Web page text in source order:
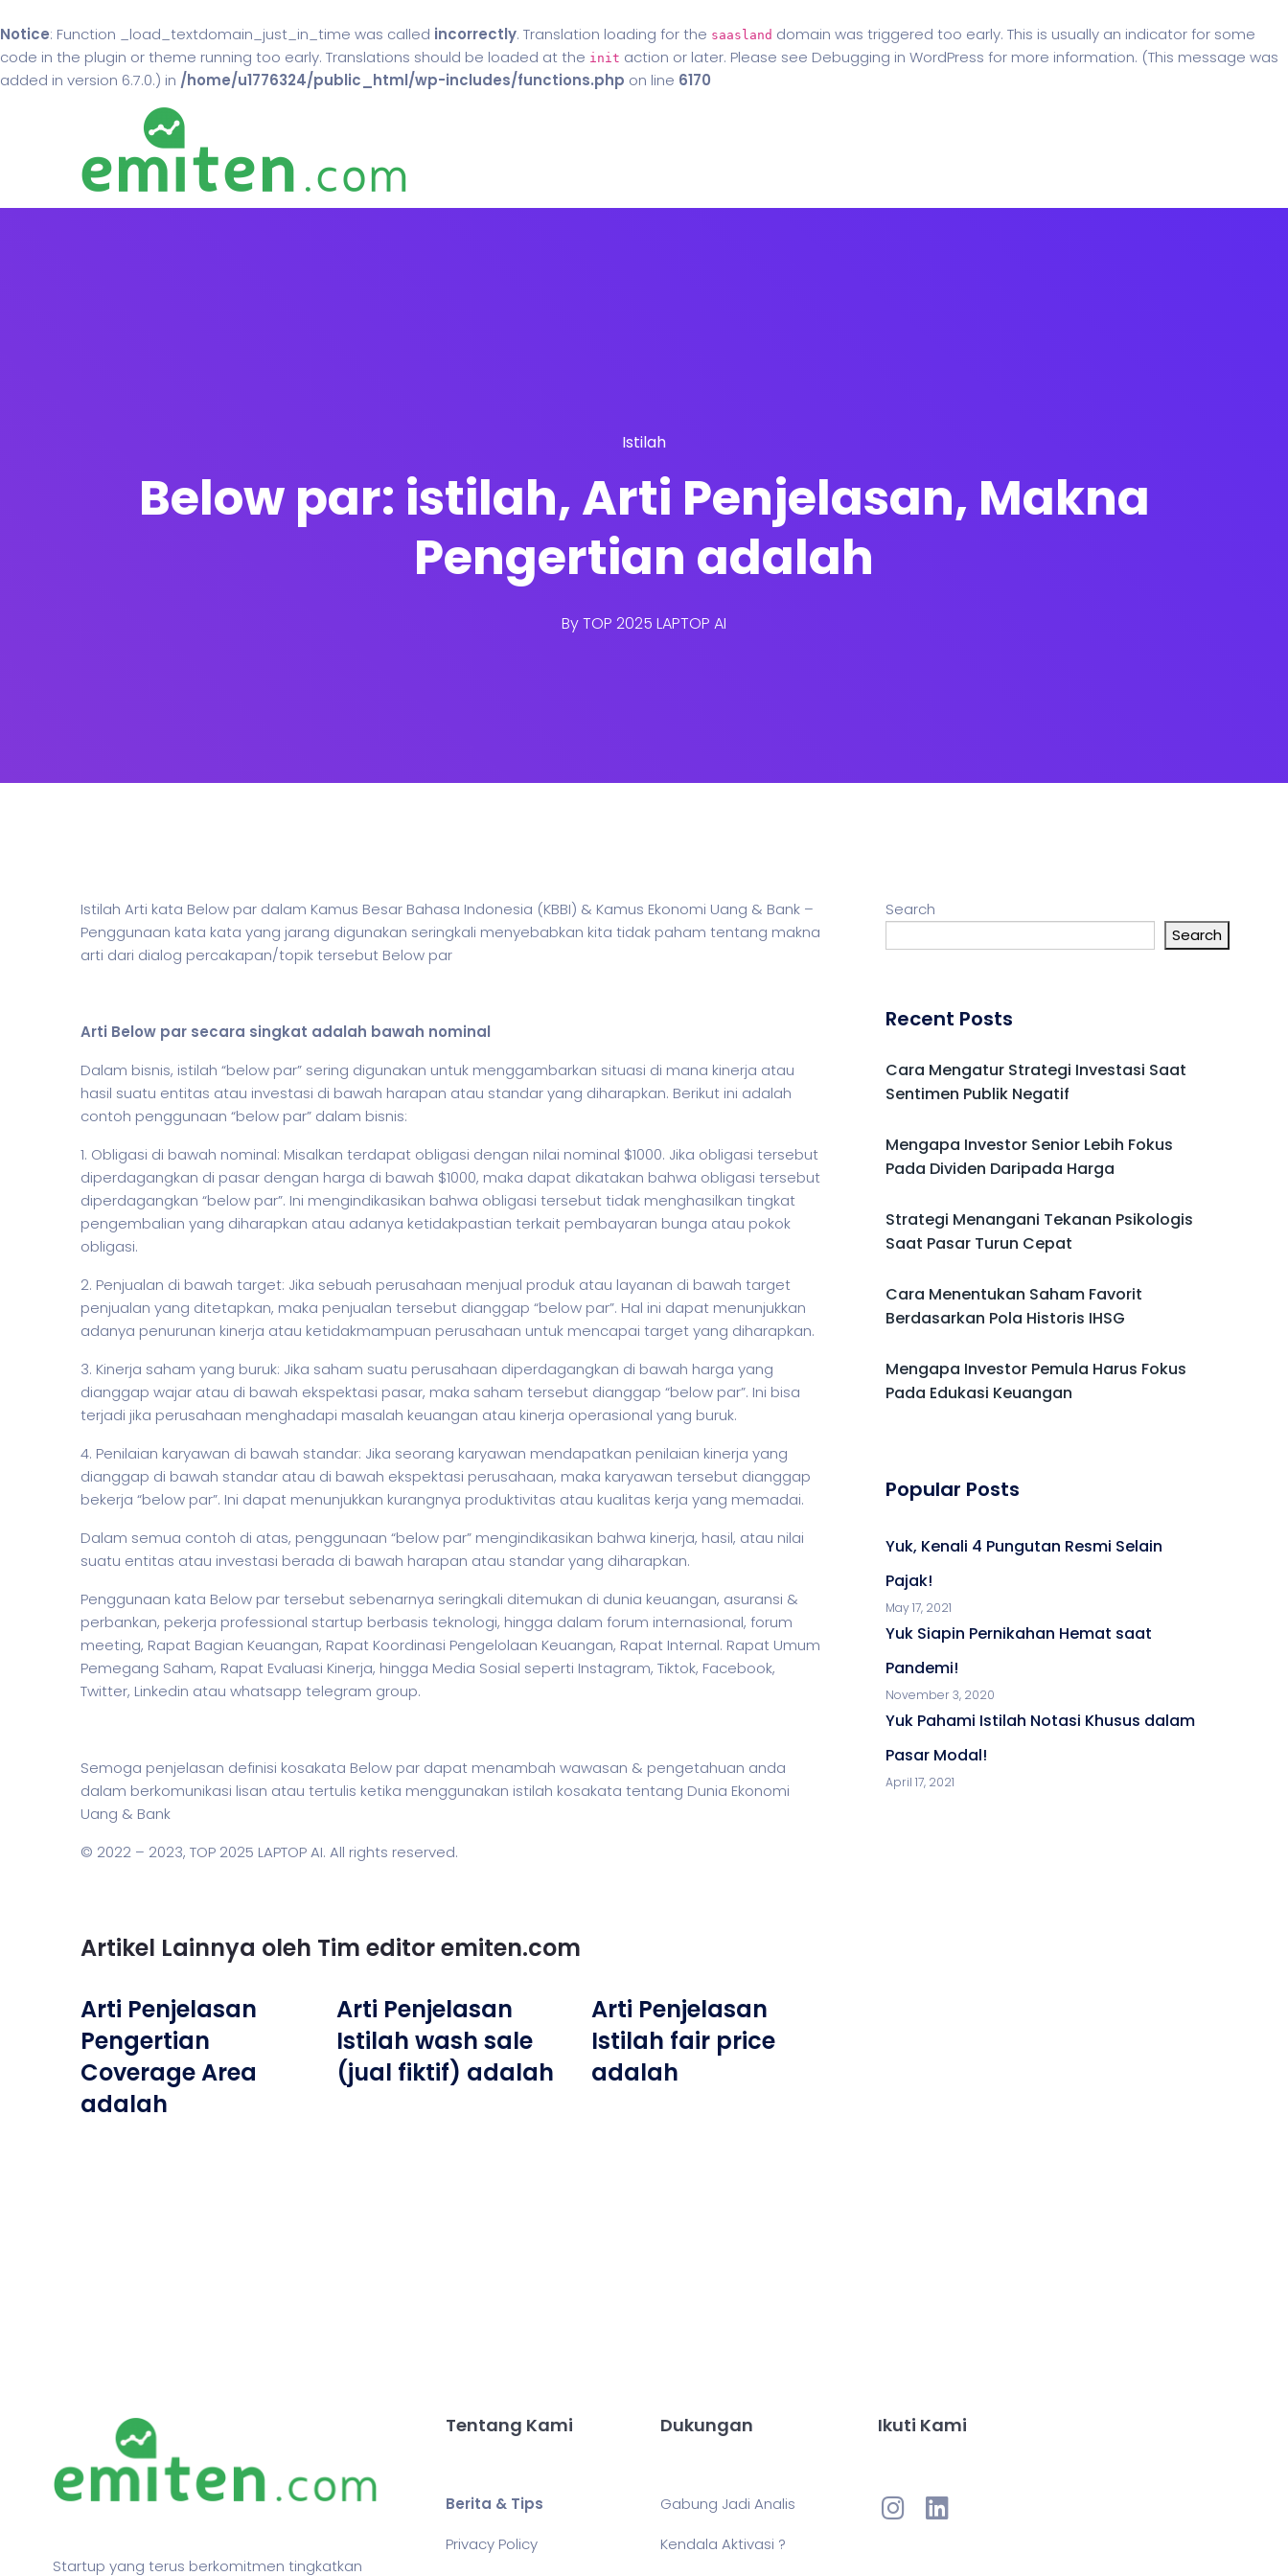
Notice: Function _load_textdomain_just_in_time was called incorrectly. Translation loading for the saasland domain was triggered too early. This is usually an indicator for some
code in the plugin or theme running too early. Translations should be loaded at the init action or later. Please see Debugging in WordPress for more information. (This message was
added in version 6.7.0.) in /home/u1776324/public_html/wp-includes/functions.php on line 6170
Istilah
Below par: istilah, Arti Penjelasan, Makna
Pengertian adalah
ByTOP 2025 LAPTOP AI
Istilah Arti kata Below par dalam Kamus Besar Bahasa Indonesia (KBBI) & Kamus Ekonomi Uang & Bank –
Penggunaan kata kata yang jarang digunakan seringkali menyebabkan kita tidak paham tentang makna
arti dari dialog percakapan/topik tersebut Below par
Arti Below par secara singkat adalah bawah nominal
Dalam bisnis, istilah “below par” sering digunakan untuk menggambarkan situasi di mana kinerja atau
hasil suatu entitas atau investasi di bawah harapan atau standar yang diharapkan. Berikut ini adalah
contoh penggunaan “below par” dalam bisnis:
1. Obligasi di bawah nominal: Misalkan terdapat obligasi dengan nilai nominal $1000. Jika obligasi tersebut
diperdagangkan di pasar dengan harga di bawah $1000, maka dapat dikatakan bahwa obligasi tersebut
diperdagangkan “below par”. Ini mengindikasikan bahwa obligasi tersebut tidak menghasilkan tingkat
pengembalian yang diharapkan atau adanya ketidakpastian terkait pembayaran bunga atau pokok
obligasi.
2. Penjualan di bawah target: Jika sebuah perusahaan menjual produk atau layanan di bawah target
penjualan yang ditetapkan, maka penjualan tersebut dianggap “below par”. Hal ini dapat menunjukkan
adanya penurunan kinerja atau ketidakmampuan perusahaan untuk mencapai target yang diharapkan.
3. Kinerja saham yang buruk: Jika saham suatu perusahaan diperdagangkan di bawah harga yang
dianggap wajar atau di bawah ekspektasi pasar, maka saham tersebut dianggap “below par”. Ini bisa
terjadi jika perusahaan menghadapi masalah keuangan atau kinerja operasional yang buruk.
4. Penilaian karyawan di bawah standar: Jika seorang karyawan mendapatkan penilaian kinerja yang
dianggap di bawah standar atau di bawah ekspektasi perusahaan, maka karyawan tersebut dianggap
bekerja “below par”. Ini dapat menunjukkan kurangnya produktivitas atau kualitas kerja yang memadai.
Dalam semua contoh di atas, penggunaan “below par” mengindikasikan bahwa kinerja, hasil, atau nilai
suatu entitas atau investasi berada di bawah harapan atau standar yang diharapkan.
Penggunaan kata Below par tersebut sebenarnya seringkali ditemukan di dunia keuangan, asuransi &
perbankan, pekerja professional startup berbasis teknologi, hingga dalam forum internasional, forum
meeting, Rapat Bagian Keuangan, Rapat Koordinasi Pengelolaan Keuangan, Rapat Internal. Rapat Umum
Pemegang Saham, Rapat Evaluasi Kinerja, hingga Media Sosial seperti Instagram, Tiktok, Facebook,
Twitter, Linkedin atau whatsapp telegram group.
Semoga penjelasan definisi kosakata Below par dapat menambah wawasan & pengetahuan anda
dalam berkomunikasi lisan atau tertulis ketika menggunakan istilah kosakata tentang Dunia Ekonomi
Uang & Bank
© 2022 – 2023, TOP 2025 LAPTOP AI. All rights reserved.
Artikel Lainnya oleh Tim editor emiten.com
Arti Penjelasan
Pengertian
Coverage Area
adalah
Arti Penjelasan
Istilah wash sale
(jual fiktif) adalah
Arti Penjelasan
Istilah fair price
adalah
Search
Search
Recent Posts
Cara Mengatur Strategi Investasi Saat
Sentimen Publik Negatif
Mengapa Investor Senior Lebih Fokus
Pada Dividen Daripada Harga
Strategi Menangani Tekanan Psikologis
Saat Pasar Turun Cepat
Cara Menentukan Saham Favorit
Berdasarkan Pola Historis IHSG
Mengapa Investor Pemula Harus Fokus
Pada Edukasi Keuangan
Popular Posts
Yuk, Kenali 4 Pungutan Resmi Selain
Pajak!
May 17, 2021
Yuk Siapin Pernikahan Hemat saat
Pandemi!
November 3, 2020
Yuk Pahami Istilah Notasi Khusus dalam
Pasar Modal!
April 17, 2021
Startup yang terus berkomitmen tingkatkan
Tentang Kami
Berita & Tips
Privacy Policy
Dukungan
Gabung Jadi Analis
Kendala Aktivasi ?
Ikuti Kami